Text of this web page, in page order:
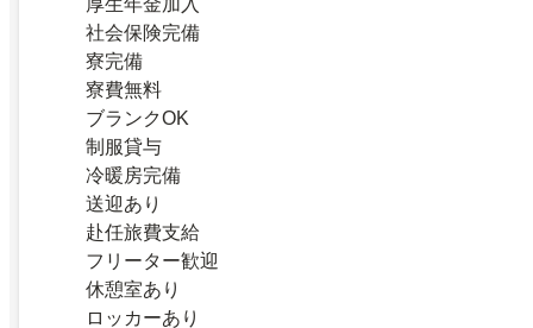
社会保険完備
寮完備
寮費無料
ブランクOK
制服貸与
冷暖房完備
送迎あり
赴任旅費支給
フリーター歓迎
休憩室あり
ロッカーあり